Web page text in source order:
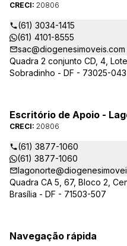
CRECI: 20806
(61) 3034-1415
(61) 4101-8555
sac@diogenesimoveis.com
Quadra 2 conjunto CD, 4,
Sobradinho - DF - 73025-043
Escritório de Apoio -
CRECI: 20806
(61) 3877-1060
(61) 3877-1060
Quadra CA 5, 67, Bloco 2,
Brasília - DF - 71503-507
Navegação rápida